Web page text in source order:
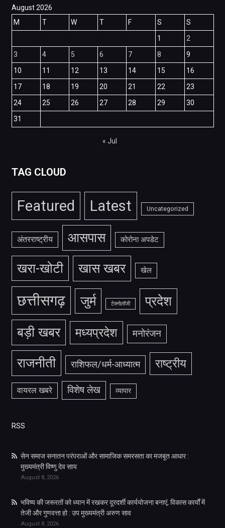
August 2026
M
T W T F S
S
1
2
3
4 5 6 7 8
9
10
11 12 13 14 15
16
17
18 19 20 21 22
23
24
25 26 27 28 29
30
31
« Jul
TAG CLOUD
Featured Latest Uncategorized
अंतरराष्ट्रीय आसपास कोरोना अपडेट
खरा-खोटी खास खबर खेल
छत्तीसगढ़ जुर्म टेक्नोलॉजी प्रदेश
बड़ी खबर मध्यप्रदेश मनोरंजन
राजनीती राशिफल/धर्म-आध्यात्म राष्ट्रीय
वायरल खबरे विशेष लेख व्यापार
RSS
सेन समाज सनातन परंपराओं और सामाजिक समरसता का मजबूत आधार :
मुख्यमंत्री विष्णु देव साय
August 8, 2026
भविष्य की जरूरतों को ध्यान में रखकर दूरदर्शी कार्ययोजना बनाएं, विकास कार्यों में
तेजी और गुणवत्ता हो : उप मुख्यमंत्री अरुण साव
August 8, 2026